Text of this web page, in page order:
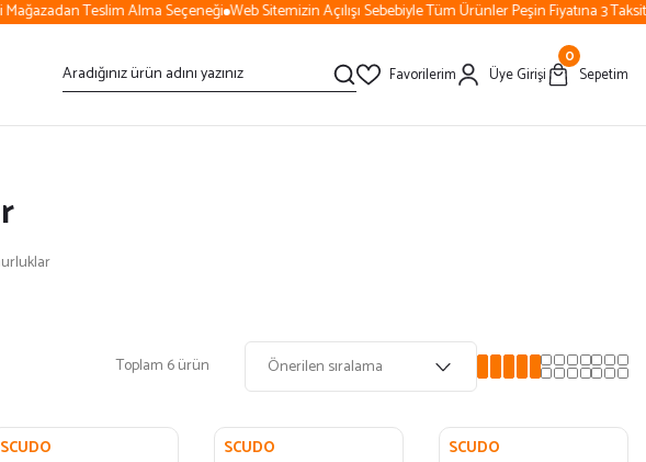
Teslim Alma Seçeneği Web Sitemizin Açılışı Sebebiyle Tüm Ürünler Peşin Fiyatına 3 Taksit!
Favorilerim Üye Girişi
0
Sepetim
Toplam 6 ürün
SCUDO SCUDO SCUDO